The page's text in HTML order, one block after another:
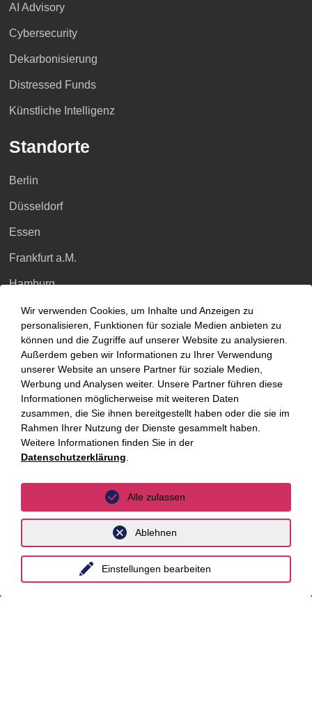
AI Advisory
Cybersecurity
Dekarbonisierung
Distressed Funds
Künstliche Intelligenz
Standorte
Berlin
Düsseldorf
Essen
Frankfurt a.M.
Hamburg
Hannover
Köln
Leipzig
München
Stuttgart
International
unyer
Belgien
Großbritannien
Indien
Wir verwenden Cookies, um Inhalte und Anzeigen zu
personalisieren, Funktionen für soziale Medien anbieten zu
können und die Zugriffe auf unserer Website zu analysieren.
Außerdem geben wir Informationen zu Ihrer Verwendung
unserer Website an unsere Partner für soziale Medien,
Werbung und Analysen weiter. Unsere Partner führen diese
Informationen möglicherweise mit weiteren Daten
zusammen, die Sie ihnen bereitgestellt haben oder die sie im
Rahmen Ihrer Nutzung der Dienste gesammelt haben.
Weitere Informationen finden Sie in der
Datenschutzerklärung
Einstellungen bearbeiten
Ablehnen
Alle zulassen